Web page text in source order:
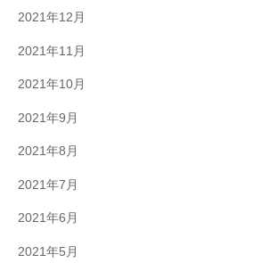
2021年12月
2021年11月
2021年10月
2021年9月
2021年8月
2021年7月
2021年6月
2021年5月